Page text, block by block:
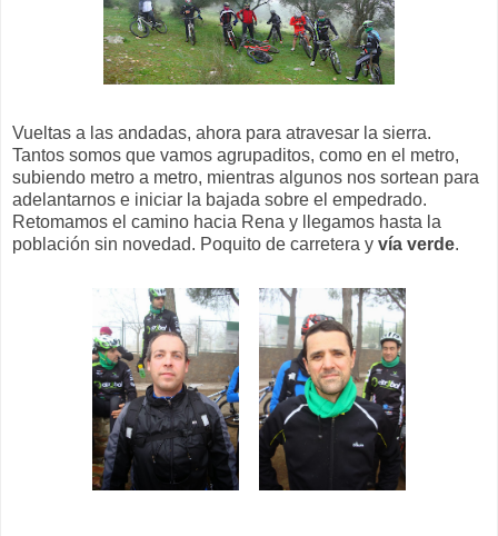
Vueltas a las andadas, ahora para atravesar la sierra.
Tantos somos que vamos agrupaditos, como en el metro,
subiendo metro a metro, mientras algunos nos sortean para
adelantarnos e iniciar la bajada sobre el empedrado.
Retomamos el camino hacia Rena y llegamos hasta la
población sin novedad. Poquito de carretera y vía verde.